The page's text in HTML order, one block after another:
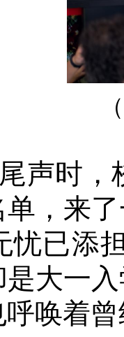
声时，
，来
忧已添
大一
唤着